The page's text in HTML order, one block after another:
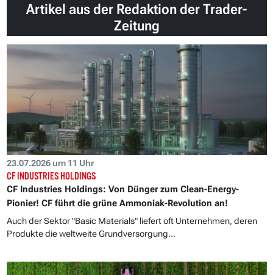
Artikel aus der Redaktion der Trader-
Zeitung
23.07.2026 um 11 Uhr
CF INDUSTRIES HOLDINGS
CF Industries Holdings: Von Dünger zum Clean-Energy-
Pionier! CF führt die grüne Ammoniak-Revolution an!
Auch der Sektor "Basic Materials" liefert oft Unternehmen, deren
Produkte die weltweite Grundversorgung...